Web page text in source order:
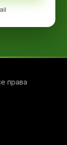
права